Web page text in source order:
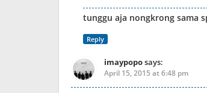
tunggu aja nongkrong sama
Reply
imaypoposays:
April 15, 2015 at 6:48 pm